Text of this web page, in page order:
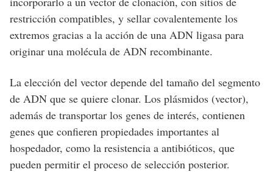
restricción compatibles, y sellar covalentemente los
extremos gracias a la acción de una ADN ligasa para
originar una molécula de ADN recombinante.
La elección del vector depende del tamaño del segmento
de ADN que se quiere clonar. Los plásmidos (vector),
además de transportar los genes de interés, contienen
genes que confieren propiedades importantes al
hospedador, como la resistencia a antibióticos, que
pueden permitir el proceso de selección posterior.